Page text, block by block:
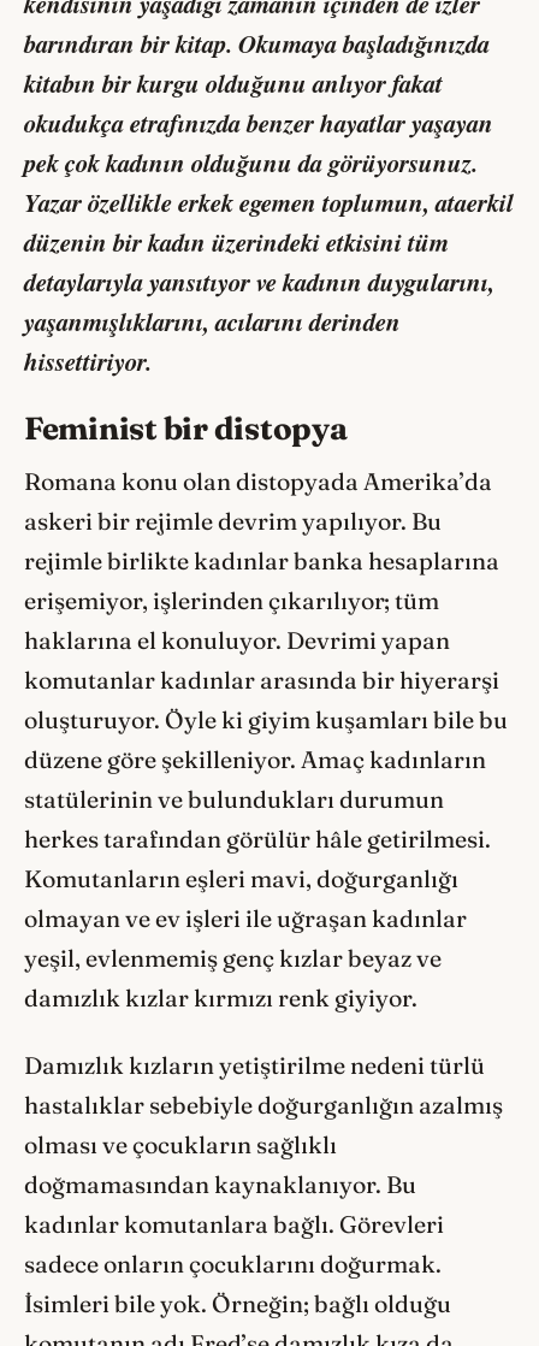
barındıran bir kitap. Okumaya başladığınızda
kitabın bir kurgu olduğunu anlıyor fakat
okudukça etrafınızda benzer hayatlar yaşayan
pek çok kadının olduğunu da görüyorsunuz.
Yazar özellikle erkek egemen toplumun, ataerkil
düzenin bir kadın üzerindeki etkisini tüm
detaylarıyla yansıtıyor ve kadının duygularını,
yaşanmışlıklarını, acılarını derinden
hissettiriyor.
Feminist bir distopya
Romana konu olan distopyada Amerika’da
askeri bir rejimle devrim yapılıyor. Bu
rejimle birlikte kadınlar banka hesaplarına
erişemiyor, işlerinden çıkarılıyor; tüm
haklarına el konuluyor. Devrimi yapan
komutanlar kadınlar arasında bir hiyerarşi
oluşturuyor. Öyle ki giyim kuşamları bile bu
düzene göre şekilleniyor. Amaç kadınların
statülerinin ve bulundukları durumun
herkes tarafından görülür hâle getirilmesi.
Komutanların eşleri mavi, doğurganlığı
olmayan ve ev işleri ile uğraşan kadınlar
yeşil, evlenmemiş genç kızlar beyaz ve
damızlık kızlar kırmızı renk giyiyor.
Damızlık kızların yetiştirilme nedeni türlü
hastalıklar sebebiyle doğurganlığın azalmış
olması ve çocukların sağlıklı
doğmamasından kaynaklanıyor. Bu
kadınlar komutanlara bağlı. Görevleri
sadece onların çocuklarını doğurmak.
İsimleri bile yok. Örneğin; bağlı olduğu